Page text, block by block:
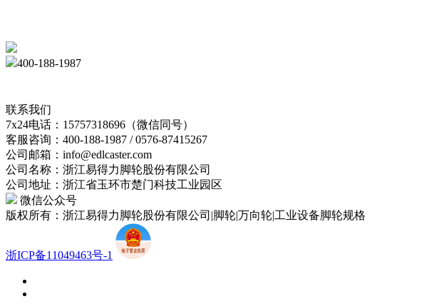
400-188-1987
联系我们
7x24电话：15757318696（微信同号）
客服咨询：400-188-1987 / 0576-87415267
公司邮箱：info@edlcaster.com
公司名称：浙江易得力脚轮股份有限公司
公司地址：浙江省玉环市楚门科技工业园区
微信公众号
版权所有：浙江易得力脚轮股份有限公司|脚轮|万向轮|工业设备脚轮规格
浙ICP备11049463号-1